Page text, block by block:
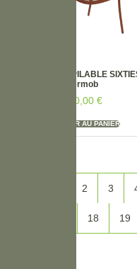
CHAISE EMPILABLE
Fermob
730,00 €
AJOUTER AU PANIER
2 3
18 19